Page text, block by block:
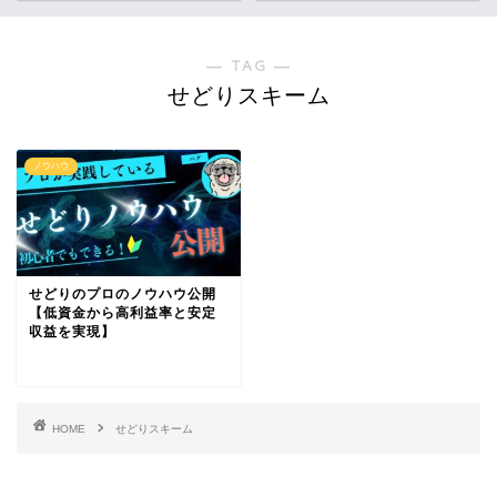
― TAG ―
せどりスキーム
ノウハウ
せどりのプロのノウハウ公開
【低資金から高利益率と安定
収益を実現】
HOME せどりスキーム